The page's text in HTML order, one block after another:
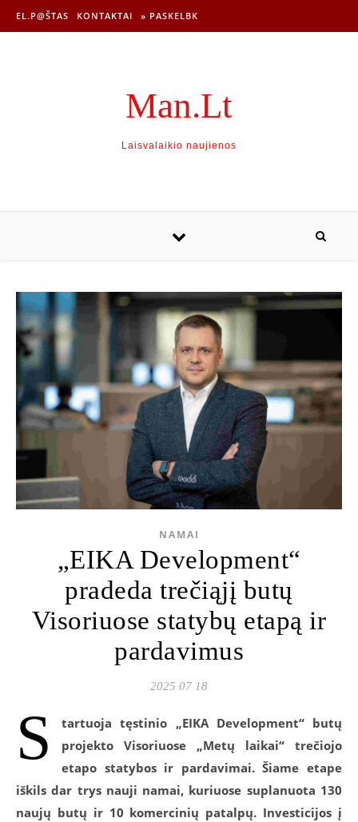
EL.P@ŠTAS KONTAKTAI » PASKELBK
Man.Lt
Laisvalaikio naujienos
NAMAI
„EIKA Development“
pradeda trečiąjį butų
Visoriuose statybų etapą ir
pardavimus
2025 07 18
S
tartuoja tęstinio „EIKA Development“ butų
projekto Visoriuose „Metų laikai“ trečiojo
etapo statybos ir pardavimai. Šiame etape
iškils dar trys nauji namai, kuriuose suplanuota 130
naujų butų ir 10 komercinių patalpų. Investicijos į